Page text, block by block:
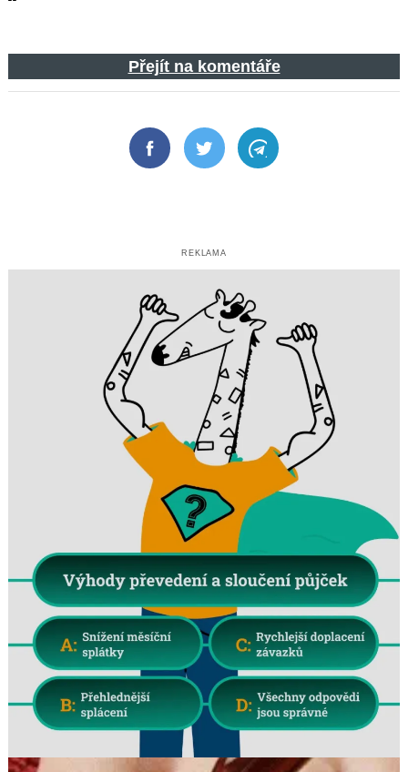
Přejít na komentáře
FacebookTwitter Telegram
REKLAMA